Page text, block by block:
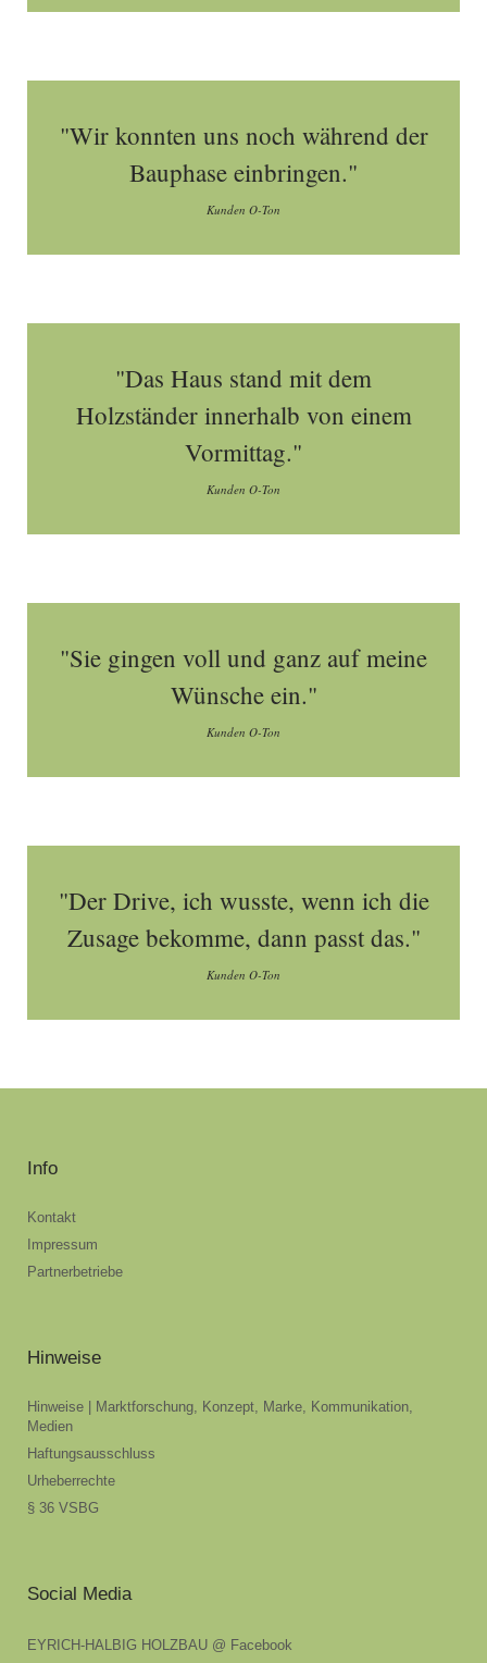
"Wir konnten uns noch während der
Bauphase einbringen."
Kunden O-Ton
"Das Haus stand mit dem
Holzständer innerhalb von einem
Vormittag."
Kunden O-Ton
"Sie gingen voll und ganz auf meine
Wünsche ein."
Kunden O-Ton
"Der Drive, ich wusste, wenn ich die
Zusage bekomme, dann passt das."
Kunden O-Ton
Info
Kontakt
Impressum
Partnerbetriebe
Hinweise
Hinweise | Marktforschung, Konzept, Marke, Kommunikation,
Medien
Haftungsausschluss
Urheberrechte
§ 36 VSBG
Social Media
EYRICH-HALBIG HOLZBAU @ Facebook